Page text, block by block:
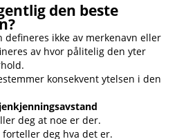
den beste
defineres ikke av merkenavn eller
av hvor pålitelig den yter
konsekvent ytelsen i den
deg at noe er der.
deg hva det er.